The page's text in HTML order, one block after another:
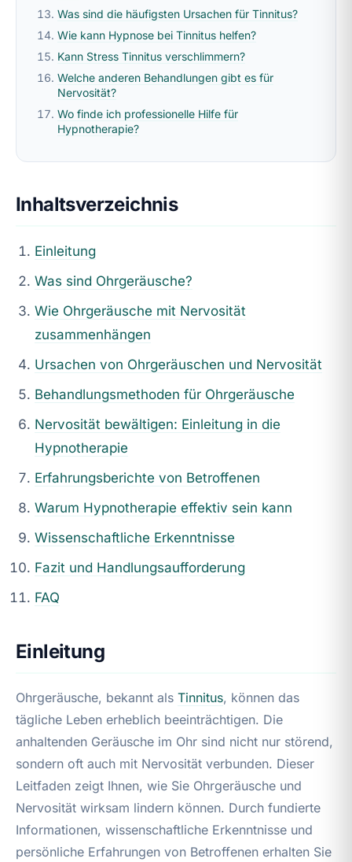
Was sind die häufigsten Ursachen für Tinnitus?
Wie kann Hypnose bei Tinnitus helfen?
Kann Stress Tinnitus verschlimmern?
Welche anderen Behandlungen gibt es für
Nervosität?
Wo finde ich professionelle Hilfe für
Hypnotherapie?
Inhaltsverzeichnis
Einleitung
Was sind Ohrgeräusche?
Wie Ohrgeräusche mit Nervosität
zusammenhängen
Ursachen von Ohrgeräuschen und Nervosität
Behandlungsmethoden für Ohrgeräusche
Nervosität bewältigen: Einleitung in die
Hypnotherapie
Erfahrungsberichte von Betroffenen
Warum Hypnotherapie effektiv sein kann
Wissenschaftliche Erkenntnisse
Fazit und Handlungsaufforderung
FAQ
Einleitung
Ohrgeräusche, bekannt als Tinnitus, können das
tägliche Leben erheblich beeinträchtigen. Die
anhaltenden Geräusche im Ohr sind nicht nur störend,
sondern oft auch mit Nervosität verbunden. Dieser
Leitfaden zeigt Ihnen, wie Sie Ohrgeräusche und
Nervosität wirksam lindern können. Durch fundierte
Informationen, wissenschaftliche Erkenntnisse und
persönliche Erfahrungen von Betroffenen erhalten Sie